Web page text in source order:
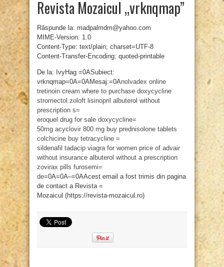
Revista Mozaicul „vrknqmap”
Răspunde la: madpalmdm@yahoo.com
MIME-Version: 1.0
Content-Type: text/plain; charset=UTF-8
Content-Transfer-Encoding: quoted-printable
De la: IvyHag =0ASubiect:
vrknqmap=0A=0AMesaj:=0Anolvadex online
tretinoin cream where to purchase doxycycline
stromectol zoloft lisinopril albuterol without
prescription s=
eroquel drug for sale doxycycline=
50mg acyclovir 800 mg buy prednisolone tablets
colchicine buy tetracycline =
sildenafil tadacip viagra for women price of advair
without insurance albuterol without a prescription
zovirax pills furosemi=
de=0A=0A–=0AAcest email a fost trimis din pagina
de contact a Revista =
Mozaicul (https://revista-mozaicul.ro)